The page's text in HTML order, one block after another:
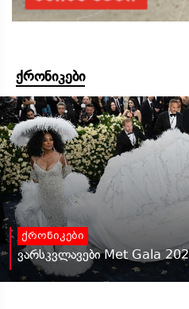
ქრონიკები
ქრონიკები
ვარსკვლავები Met Gala